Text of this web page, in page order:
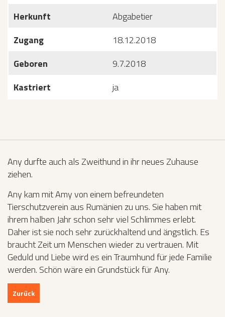
Herkunft
Abgabetier
Zugang
18.12.2018
Geboren
9.7.2018
Kastriert
ja
Any durfte auch als Zweithund in ihr neues Zuhause
ziehen.
Any kam mit Amy von einem befreundeten
Tierschutzverein aus Rumänien zu uns. Sie haben mit
ihrem halben Jahr schon sehr viel Schlimmes erlebt.
Daher ist sie noch sehr zurückhaltend und ängstlich. Es
braucht Zeit um Menschen wieder zu vertrauen. Mit
Geduld und Liebe wird es ein Traumhund für jede Familie
werden. Schön wäre ein Grundstück für Any.
Zurück